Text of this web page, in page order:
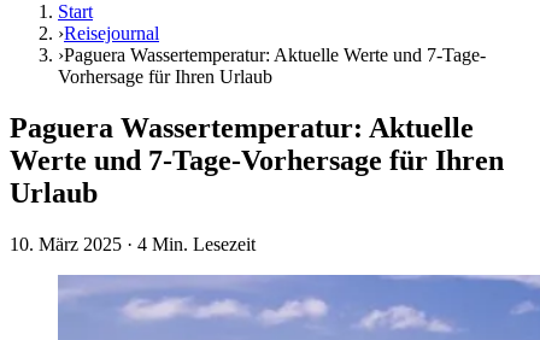
Start
›Reisejournal
›Paguera Wassertemperatur: Aktuelle Werte und 7-Tage-
Vorhersage für Ihren Urlaub
Paguera Wassertemperatur: Aktuelle
Werte und 7-Tage-Vorhersage für Ihren
Urlaub
10. März 2025 · 4 Min. Lesezeit